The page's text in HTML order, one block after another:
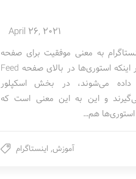
April 26, 2021
به معنی موفقیت برای صفحه
شما است. زیرا علاوه بر اینکه استوری‌ها در بالای صفحه Feed
می‌شوند، در بخش اسکپلور
و این به این معنی است که
استوری‌ها هم…
آموزش, اینستاگرام